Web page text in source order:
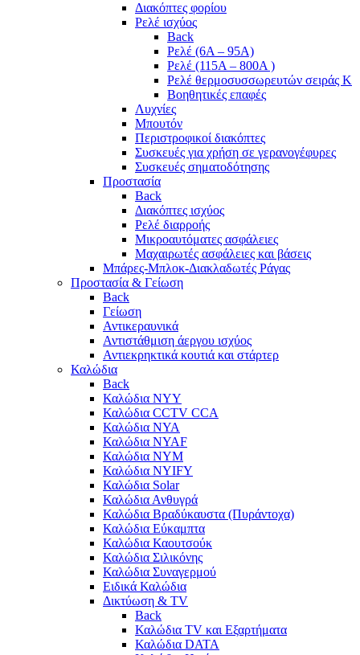
Διακόπτες φορίου
Ρελέ ισχύος
Back
Ρελέ (6A – 95A)
Ρελέ (115A – 800A )
Ρελέ θερμοσυσσωρευτών σειράς Κ
Βοηθητικές επαφές
Λυχνίες
Μπουτόν
Περιστροφικοί διακόπτες
Συσκευές για χρήση σε γερανογέφυρες
Συσκευές σηματοδότησης
Προστασία
Back
Διακόπτες ισχύος
Ρελέ διαρροής
Μικροαυτόματες ασφάλειες
Μαχαιρωτές ασφάλειες και βάσεις
Μπάρες-Μπλοκ-Διακλαδωτές Ράγας
Προστασία & Γείωση
Back
Γείωση
Αντικεραυνικά
Αντιστάθμιση άεργου ισχύος
Αντιεκρηκτικά κουτιά και στάρτερ
Καλώδια
Back
Καλώδια NYY
Καλώδια CCTV CCA
Καλώδια NYA
Καλώδια NYAF
Καλώδια NYΜ
Καλώδια ΝΥΙFY
Καλώδια Solar
Καλώδια Ανθυγρά
Καλώδια Βραδύκαυστα (Πυράντοχα)
Καλώδια Εύκαμπτα
Καλώδια Καουτσούκ
Καλώδια Σιλικόνης
Καλώδια Συναγερμού
Ειδικά Καλώδια
Δικτύωση & TV
Back
Καλώδια TV και Εξαρτήματα
Καλώδια DATA